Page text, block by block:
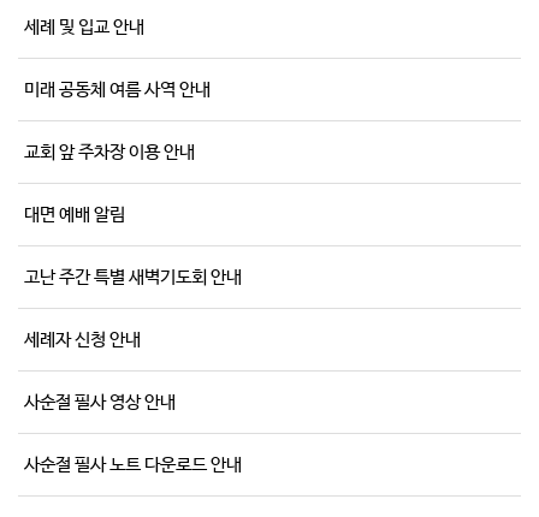
세례 및 입교 안내
미래 공동체 여름 사역 안내
교회 앞 주차장 이용 안내
대면 예배 알림
고난 주간 특별 새벽기도회 안내
세례자 신청 안내
사순절 필사 영상 안내
사순절 필사 노트 다운로드 안내